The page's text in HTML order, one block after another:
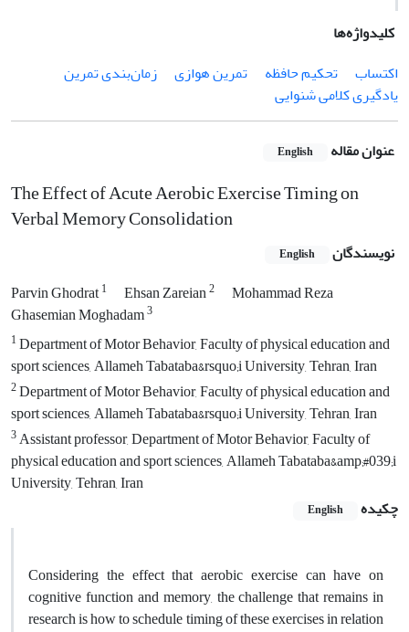
کلیدواژه‌ها
اکتساب
تحکیم حافظه تمرین هوازی
زمان‌بندی تمرین
یادگیری کلامی شنوایی
عنوان مقاله English
The Effect of Acute Aerobic Exercise Timing on
Verbal Memory Consolidation
نویسندگان English
Parvin Ghodrat1 Ehsan Zareian2
Mohammad Reza
Ghasemian Moghadam3
1Department of Motor Behavior, Faculty of physical education and
sport sciences, Allameh Tabataba&rsquo;i University, Tehran, Iran
2Department of Motor Behavior, Faculty of physical education and
sport sciences, Allameh Tabataba&rsquo;i University, Tehran, Iran
3Assistant professor, Department of Motor Behavior, Faculty of
physical education and sport sciences, Allameh Tabataba&amp;#039;i
University, Tehran, Iran
چکیده
English
Considering the effect that aerobic exercise can have on
cognitive function and memory, the challenge that remains in
research is how to schedule timing of these exercises in relation